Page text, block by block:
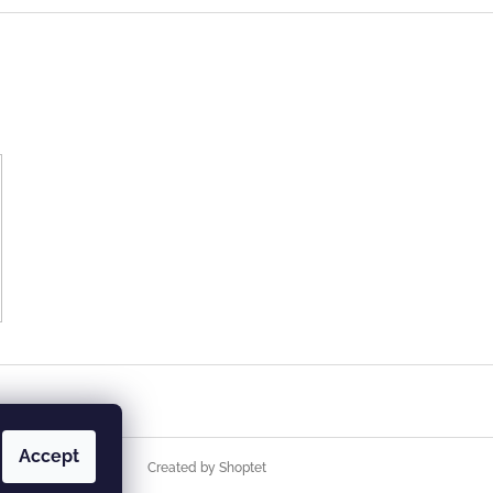
Accept
Created by Shoptet